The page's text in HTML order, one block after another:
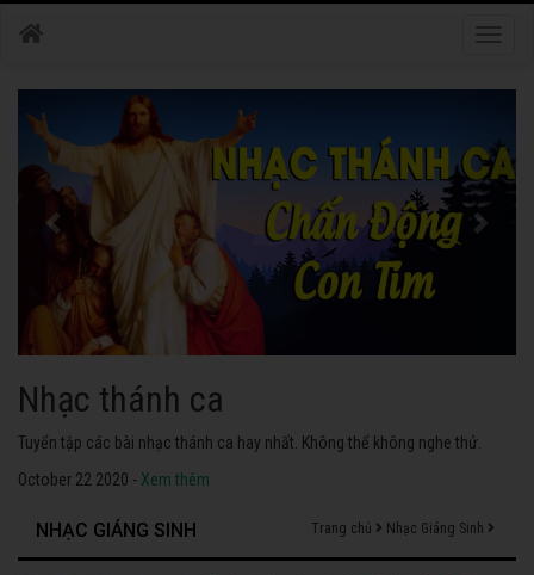
Nhạc thánh ca
Tuyển tập các bài nhạc thánh ca hay nhất. Không thể không nghe thử.
October 22 2020 - Xem thêm
NHẠC GIÁNG SINH Trang chủ Nhạc Giáng Sinh